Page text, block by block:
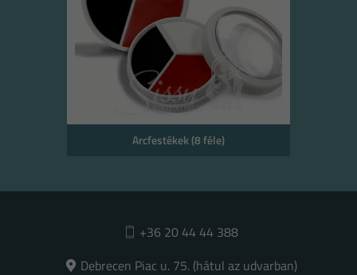
Arcfestékek (8 féle)
+36 20 44 44 388
Debrecen Piac u. 75. (hátul az udvarban)